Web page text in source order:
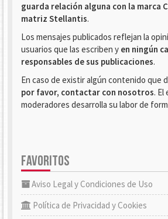
guarda relación alguna con la marca
matriz Stellantis.
Los mensajes publicados reflejan la
usuarios que las escriben y en ningún
responsables de sus publicaciones.
En caso de existir algún contenido que
por favor, contactar con nosotros. El
moderadores desarrolla su labor de
FAVORITOS
Aviso Legal y Condiciones de Uso
Política de Privacidad y Cookies